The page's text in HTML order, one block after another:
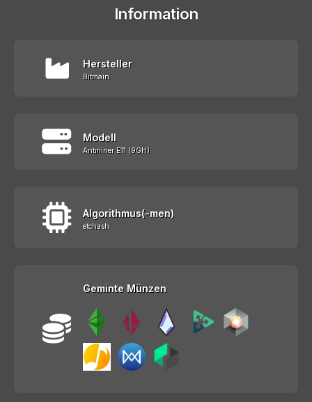
Information
Hersteller
Bitmain
Modell
Antminer E11 (9GH)
Algorithmus(-men)
etchash
Geminte Münzen